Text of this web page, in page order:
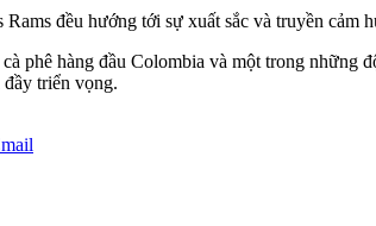
Rams đều hướng tới sự xuất sắc và truyền
phê hàng đầu Colombia và một trong những
triển vọng.